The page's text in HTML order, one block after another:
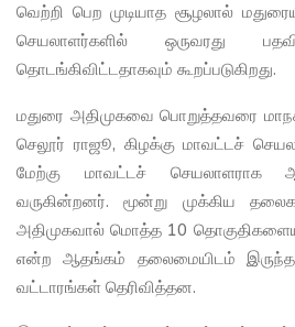
வெற்றி பெற முடியாத சூழலால்
செயலாளர்களில் ஒருவரது
தொடங்கிவிட்டதாகவும் கூறப்படுகிறது.
மதுரை அதிமுகவை பொறுத்தவரை
செலூர் ராஜூ, கிழக்கு மாவட்டச்
மேற்கு மாவட்டச் செயலாளராக
வருகின்றனர். மூன்று முக்கிய
அதிமுகவால் மொத்த 10
என்ற ஆதங்கம் தலைமையிடம்
வட்டாரங்கள் தெரிவித்தன.